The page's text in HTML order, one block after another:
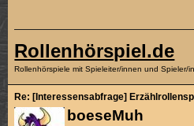
Rollenhörspiel.de
Rollenhörspiele mit Spieleiter/innen und Spieler/
boeseMuh
Re: [Interessensabfrage]